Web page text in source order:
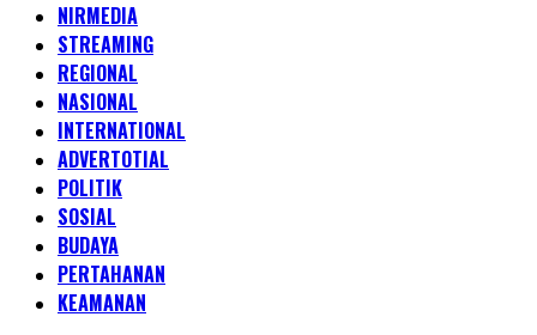
NIRMEDIA
STREAMING
REGIONAL
NASIONAL
INTERNATIONAL
ADVERTOTIAL
POLITIK
SOSIAL
BUDAYA
PERTAHANAN
KEAMANAN